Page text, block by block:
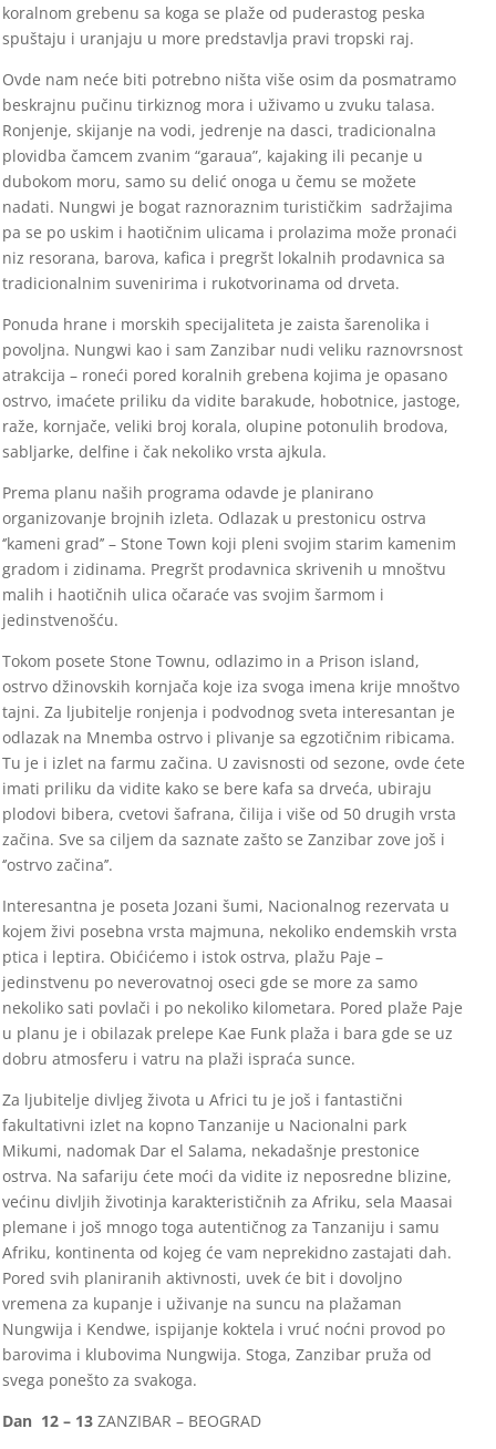
koralnom grebenu sa koga se plaže od puderastog peska
spuštaju i uranjaju u more predstavlja pravi tropski raj.
Ovde nam neće biti potrebno ništa više osim da posmatramo
beskrajnu pučinu tirkiznog mora i uživamo u zvuku talasa.
Ronjenje, skijanje na vodi, jedrenje na dasci, tradicionalna
plovidba čamcem zvanim “garaua”, kajaking ili pecanje u
dubokom moru, samo su delić onoga u čemu se možete
nadati. Nungwi je bogat raznoraznim turističkim sadržajima
pa se po uskim i haotičnim ulicama i prolazima može pronaći
niz resorana, barova, kafica i pregršt lokalnih prodavnica sa
tradicionalnim suvenirima i rukotvorinama od drveta.
Ponuda hrane i morskih specijaliteta je zaista šarenolika i
povoljna. Nungwi kao i sam Zanzibar nudi veliku raznovrsnost
atrakcija – roneći pored koralnih grebena kojima je opasano
ostrvo, imaćete priliku da vidite barakude, hobotnice, jastoge,
raže, kornjače, veliki broj korala, olupine potonulih brodova,
sabljarke, delfine i čak nekoliko vrsta ajkula.
Prema planu naših programa odavde je planirano
organizovanje brojnih izleta. Odlazak u prestonicu ostrva
‘’kameni grad’’ – Stone Town koji pleni svojim starim kamenim
gradom i zidinama. Pregršt prodavnica skrivenih u mnoštvu
malih i haotičnih ulica očaraće vas svojim šarmom i
jedinstvenošću.
Tokom posete Stone Townu, odlazimo in a Prison island,
ostrvo džinovskih kornjača koje iza svoga imena krije mnoštvo
tajni. Za ljubitelje ronjenja i podvodnog sveta interesantan je
odlazak na Mnemba ostrvo i plivanje sa egzotičnim ribicama.
Tu je i izlet na farmu začina. U zavisnosti od sezone, ovde ćete
imati priliku da vidite kako se bere kafa sa drveća, ubiraju
plodovi bibera, cvetovi šafrana, čilija i više od 50 drugih vrsta
začina. Sve sa ciljem da saznate zašto se Zanzibar zove još i
‘’ostrvo začina’’.
Interesantna je poseta Jozani šumi, Nacionalnog rezervata u
kojem živi posebna vrsta majmuna, nekoliko endemskih vrsta
ptica i leptira. Obićićemo i istok ostrva, plažu Paje –
jedinstvenu po neverovatnoj oseci gde se more za samo
nekoliko sati povlači i po nekoliko kilometara. Pored plaže Paje
u planu je i obilazak prelepe Kae Funk plaža i bara gde se uz
dobru atmosferu i vatru na plaži ispraća sunce.
Za ljubitelje divljeg života u Africi tu je još i fantastični
fakultativni izlet na kopno Tanzanije u Nacionalni park
Mikumi, nadomak Dar el Salama, nekadašnje prestonice
ostrva. Na safariju ćete moći da vidite iz neposredne blizine,
većinu divljih životinja karakterističnih za Afriku, sela Maasai
plemane i još mnogo toga autentičnog za Tanzaniju i samu
Afriku, kontinenta od kojeg će vam neprekidno zastajati dah.
Pored svih planiranih aktivnosti, uvek će bit i dovoljno
vremena za kupanje i uživanje na suncu na plažaman
Nungwija i Kendwe, ispijanje koktela i vruć noćni provod po
barovima i klubovima Nungwija. Stoga, Zanzibar pruža od
svega ponešto za svakoga.
Dan 12 – 13 ZANZIBAR – BEOGRAD